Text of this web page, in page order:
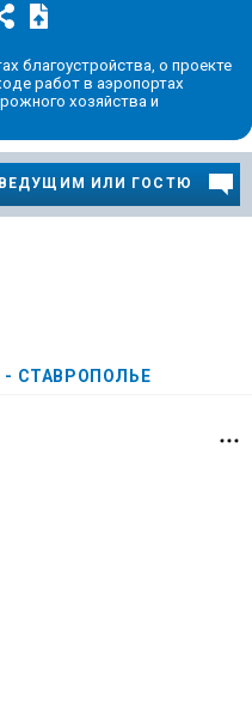
благоустройства, о проекте
работ в аэропортах
хозяйства и
ИЛИ ГОСТЮ
- СТАВРОПОЛЬЕ